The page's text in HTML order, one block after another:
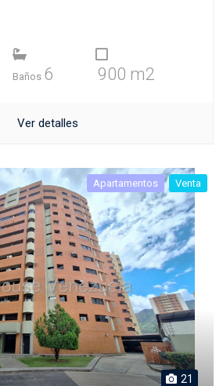
Baños 6 900 m2
Ver detalles
Apartamentos Venta
21